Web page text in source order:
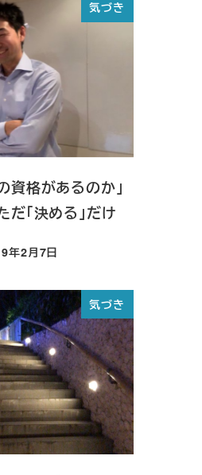
気づき
資格があるのか」
だ「決める」だけ
日
年2月7日
気づき